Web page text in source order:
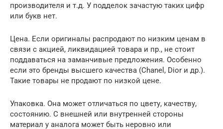
производителя и т.д. У подделок зачастую таких цифр
или букв нет.
Цена. Если оригиналы распродают по низким ценам в
связи с акцией, ликвидацией товара и пр., не стоит
поддаваться на заманчивые предложения. Особенно
если это бренды высшего качества (Chanel, Dior и др.).
Такие товары не продают по низкой цене.
Упаковка. Она может отличаться по цвету, качеству,
состоянию. С внешней или внутренней стороны
материал у аналога может быть неровно или